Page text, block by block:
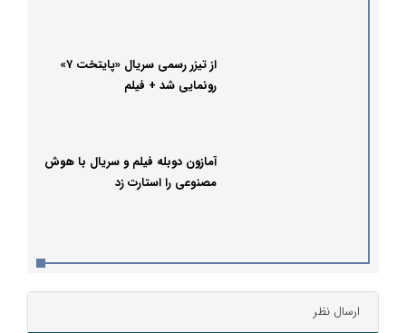
از تیزر رسمی سریال «پایتخت ۷»
رونمایی شد + فیلم
آمازون دوبله فیلم و سریال با هوش
مصنوعی را استارت زد
ارسال نظر